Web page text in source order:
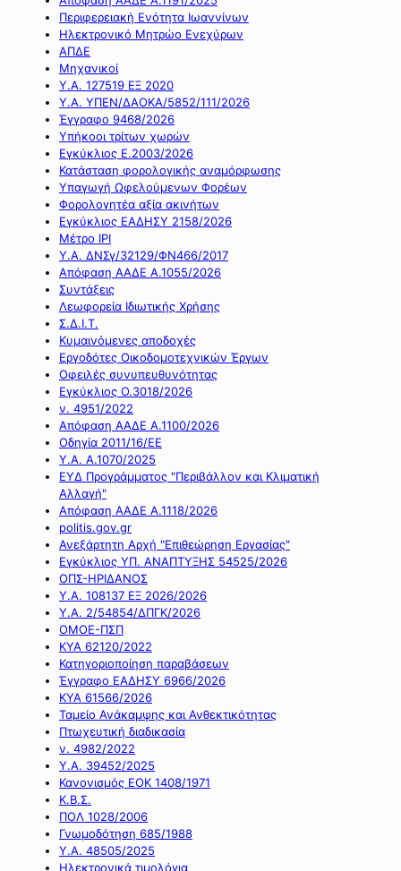
Περιφερειακή Ενότητα Ιωαννίνων
Ηλεκτρονικό Μητρώο Ενεχύρων
ΑΠΔΕ
Μηχανικοί
Υ.Α. 127519 ΕΞ 2020
Υ.Α. ΥΠΕΝ/ΔΑΟΚΑ/5852/111/2026
Έγγραφο 9468/2026
Υπήκοοι τρίτων χωρών
Εγκύκλιος Ε.2003/2026
Κατάσταση φορολογικής αναμόρφωσης
Υπαγωγή Ωφελούμενων Φορέων
Φορολογητέα αξία ακινήτων
Εγκύκλιος ΕΑΔΗΣΥ 2158/2026
Μέτρο IPI
Υ.Α. ΔΝΣγ/32129/ΦΝ466/2017
Απόφαση ΑΑΔΕ Α.1055/2026
Συντάξεις
Λεωφορεία Ιδιωτικής Χρήσης
Σ.Δ.Ι.Τ.
Κυμαινόμενες αποδοχές
Εργοδότες Οικοδομοτεχνικών Έργων
Οφειλές συνυπευθυνότητας
Εγκύκλιος Ο.3018/2026
ν. 4951/2022
Απόφαση ΑΑΔΕ Α.1100/2026
Οδηγία 2011/16/ΕΕ
Υ.Α. Α.1070/2025
ΕΥΔ Προγράμματος "Περιβάλλον και Κλιματική
Αλλαγή"
Απόφαση ΑΑΔΕ Α.1118/2026
politis.gov.gr
Ανεξάρτητη Αρχή "Επιθεώρηση Εργασίας"
Εγκύκλιος ΥΠ. ΑΝΑΠΤΥΞΗΣ 54525/2026
ΟΠΣ-ΗΡΙΔΑΝΟΣ
Υ.Α. 108137 ΕΞ 2026/2026
Υ.Α. 2/54854/ΔΠΓΚ/2026
ΟΜΟΕ-ΠΣΠ
ΚΥΑ 62120/2022
Κατηγοριοποίηση παραβάσεων
Έγγραφο ΕΑΔΗΣΥ 6966/2026
ΚΥΑ 61566/2026
Ταμείο Ανάκαμψης και Ανθεκτικότητας
Πτωχευτική διαδικασία
ν. 4982/2022
Υ.Α. 39452/2025
Κανονισμός ΕΟΚ 1408/1971
Κ.Β.Σ.
ΠΟΛ 1028/2006
Γνωμοδότηση 685/1988
Υ.Α. 48505/2025
Ηλεκτρονικά τιμολόγια